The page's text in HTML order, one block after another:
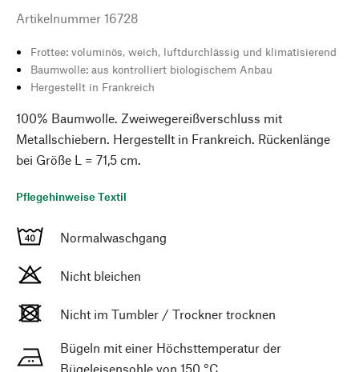
Artikelnummer 16728
Frottee: voluminös, weich, luftdurchlässig und klimatisierend
Baumwolle: aus kontrolliert biologischem Anbau
Hergestellt in Frankreich
100% Baumwolle. Zweiwegereißverschluss mit
Metallschiebern. Hergestellt in Frankreich. Rückenlänge
bei Größe L = 71,5 cm.
Pflegehinweise Textil
Normalwaschgang
Nicht bleichen
Nicht im Tumbler / Trockner trocknen
Bügeln mit einer Höchsttemperatur der
Bügeleisensohle von 150 °C